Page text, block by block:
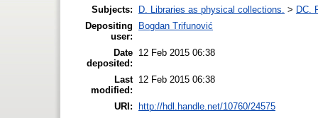
Subjects:
D. Libraries as physical collections. > DC.
Depositing
user:
Bogdan Trifunović
Date
deposited:
12 Feb 2015 06:38
Last
modified:
12 Feb 2015 06:38
URI: http://hdl.handle.net/10760/24575